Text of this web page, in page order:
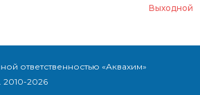
Выходной
ответственностью «Аквахим»
2026